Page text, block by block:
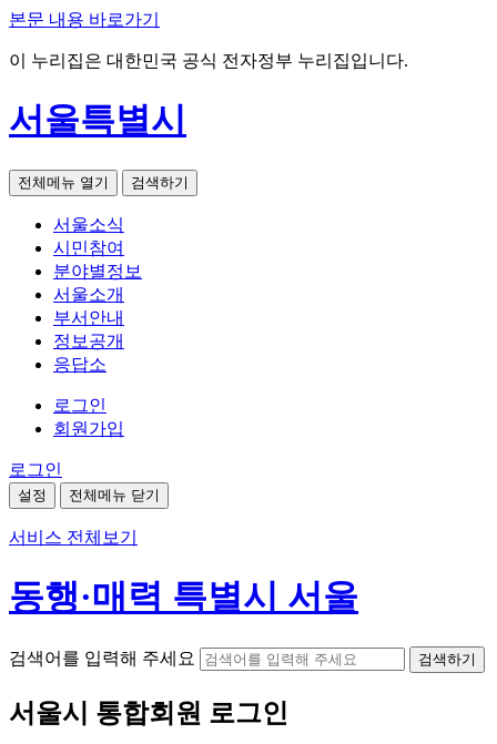
본문 내용 바로가기
이 누리집은 대한민국 공식 전자정부 누리집입니다.
서울특별시
전체메뉴 열기 검색하기
서울소식
시민참여
분야별정보
서울소개
부서안내
정보공개
응답소
로그인
회원가입
로그인
설정 전체메뉴 닫기
서비스 전체보기
동행·매력 특별시 서울
검색어를 입력해 주세요 검색하기
서울시 통합회원 로그인